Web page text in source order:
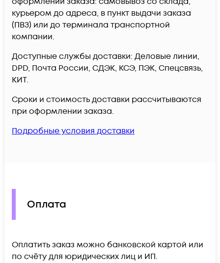
курьером до адреса, в пункт выдачи заказа
(ПВЗ) или до терминала транспортной
компании.
Доступные службы доставки: Деловые линии,
DPD, Почта России, СДЭК, КСЭ, ПЭК, Спецсвязь,
КИТ.
Сроки и стоимость доставки рассчитываются
при оформлении заказа.
Подробные условия доставки
Оплата
Оплатить заказ можно банковской картой или
по счёту для юридических лиц и ИП.